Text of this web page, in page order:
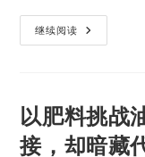
继续阅读
以肥料挑战
接，却暗藏